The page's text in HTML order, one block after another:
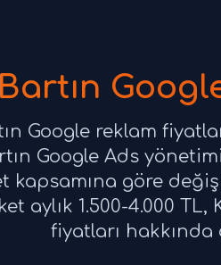
Bartın
Google reklam
Google Ads
kapsamına göre
aylık 1.500-4.000
fiyatları